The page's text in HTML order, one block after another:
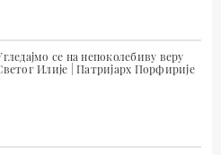
се на непоколебиву веру
Илије | Патријарх Порфирије